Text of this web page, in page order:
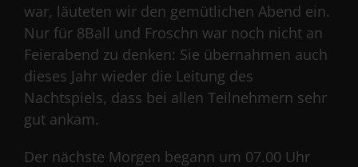
war, läuteten wir den gemütlichen Abend ein.
Nur für 8Ball und Froschn war noch nicht an
Feierabend zu denken: Sie übernahmen auch
dieses Jahr wieder die Leitung des
Nachtspiels, dass bei allen Teilnehmern sehr
gut ankam.
Der nächste Morgen begann um 07.00 Uhr